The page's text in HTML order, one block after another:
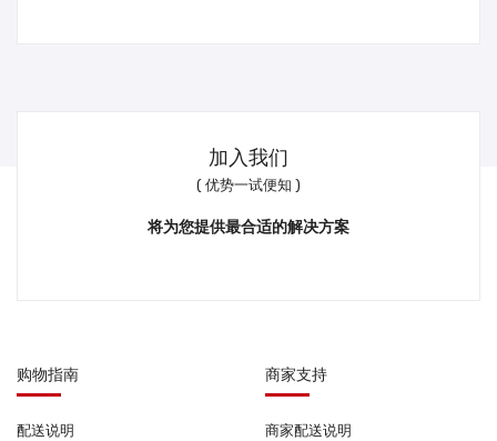
加入我们
( 优势一试便知 )
将为您提供最合适的解决方案
购物指南
配送说明
商家支持
商家配送说明